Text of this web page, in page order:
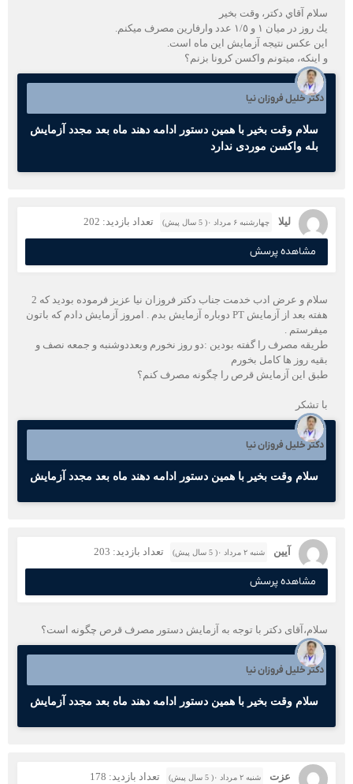
سلام آقاي دكتر، وقت بخير
يك روز در ميان ١ و ١/٥ عدد وارفارين مصرف ميكنم.
اين عكس نتيجه آزمايش اين ماه است.
و اينكه، ميتونم واكسن كرونا بزنم؟
دکتر خلیل فروزان نیا
سلام وقت بخیر با همین دستور ادامه دهند ماه بعد مجدد آزمایش
بله واکسن موردی ندارد
لیلا چهارشنبه ۶ مرداد ۰( 5 سال پیش) تعداد بازدید: 202
مشاهده پرسش
سلام و عرض ادب خدمت جناب دکتر فروزان نیا عزیز فرموده بودید که 2
هفته بعد از آزمایش PT دوباره آزمایش بدم . امروز آزمایش دادم که باتون
میفرستم .
طریقه مصرف را گفته بودین :دو روز نخورم وبعددوشنبه و جمعه نصف و
بقیه روز ها کامل بخورم
طبق این آزمایش قرص را چگونه مصرف کنم؟
با تشکر
دکتر خلیل فروزان نیا
سلام وقت بخیر با همین دستور ادامه دهند ماه بعد مجدد آزمایش
آیین شنبه ۲ مرداد ۰( 5 سال پیش) تعداد بازدید: 203
مشاهده پرسش
سلام،آقای دکتر با توجه به آزمایش دستور مصرف قرص چگونه است؟
دکتر خلیل فروزان نیا
سلام وقت بخیر با همین دستور ادامه دهند ماه بعد مجدد آزمایش
عزت شنبه ۲ مرداد ۰( 5 سال پیش) تعداد بازدید: 178